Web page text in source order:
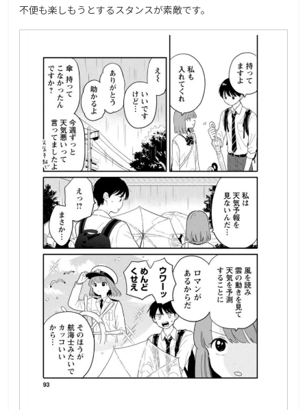
不便も楽しもうとするスタンスが素敵です。